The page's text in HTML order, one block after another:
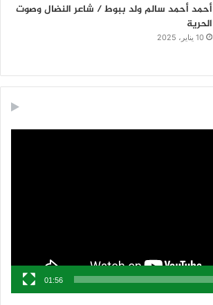
أحمد أحمد سالم ولد ببوط / شاعر النضال وصوت
الحرية
10 يناير، 2025
01:56